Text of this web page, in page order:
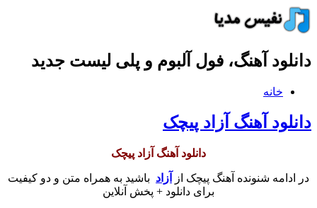
دانلود آهنگ، فول آلبوم و پلی لیست جدید
خانه
دانلود آهنگ آزاد پیچک
دانلود آهنگ آزاد پیچک
در ادامه شنونده آهنگ پیچک از آزاد باشید به همراه متن و دو کیفیت
برای دانلود + پخش آنلاین